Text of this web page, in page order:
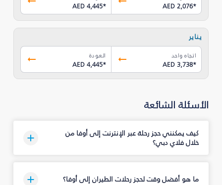
AED 2,076*
AED 4,445*
يناير
اتجاه واحد
AED 3,738*
العودة
AED 4,445*
الأسئلة الشائعة
كيف يمكنني حجز رحلة عبر الإنترنت إلى أوفا من
خلال فلاي دبي؟
ما هو أفضل وقت لحجز رحلات الطيران إلى أوفا؟